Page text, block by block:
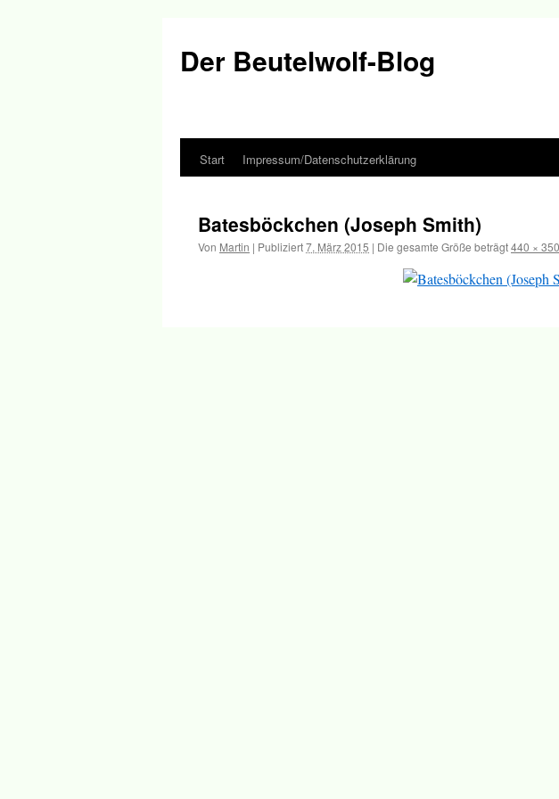
Der Beutelwolf-Blog
Springe
Inhalt
Start Impressum/Datenschutzerklärung
Batesböckchen (Joseph Smith)
Von Martin | Publiziert7. März 2015 | Die gesamte Größe beträgt440 × 350